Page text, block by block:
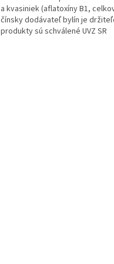
a kvasiniek (aflatoxíny B1,
čínsky dodávateľ bylín je
produkty sú schválené UVZ SR